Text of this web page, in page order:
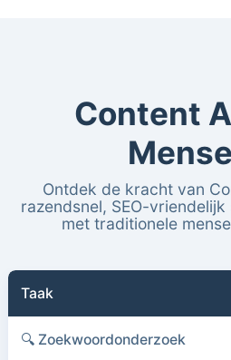
Content
Ontdek de kracht van
razendsnel, SEO-
met traditionele
Taak
🔍 Zoekwoordonderzoek